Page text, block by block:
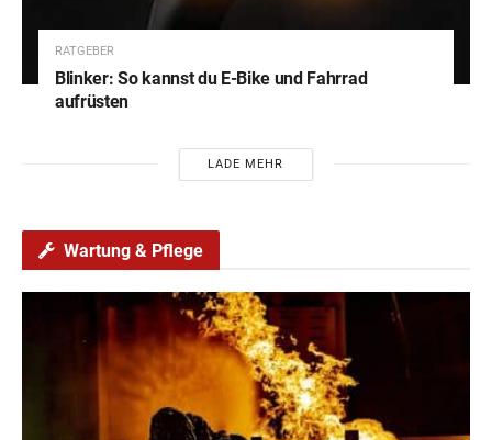
RATGEBER
Blinker: So kannst du E-Bike und Fahrrad
aufrüsten
LADE MEHR
Wartung & Pflege